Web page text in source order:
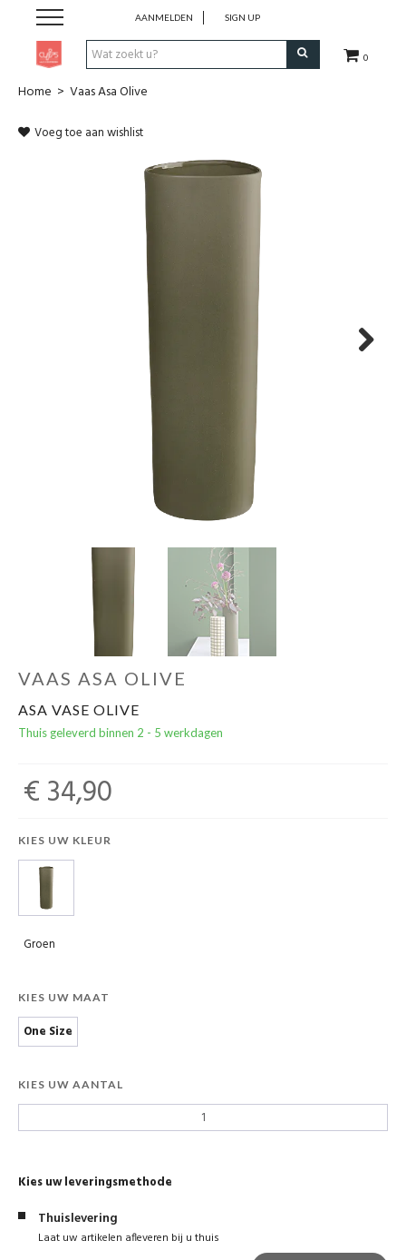
0
AANMELDEN SIGN UP
Pen & Papier
De Printshop
Cadeaubon
Home > Vaas Asa Olive
Voeg toe aan wishlist
VAAS ASA OLIVE
ASA VASE OLIVE
Thuis geleverd binnen 2 - 5 werkdagen
€ 34,90
KIES UW KLEUR
Groen
KIES UW MAAT
One Size
KIES UW AANTAL
Kies uw leveringsmethode
Thuislevering
Laat uw artikelen afleveren bij u thuis